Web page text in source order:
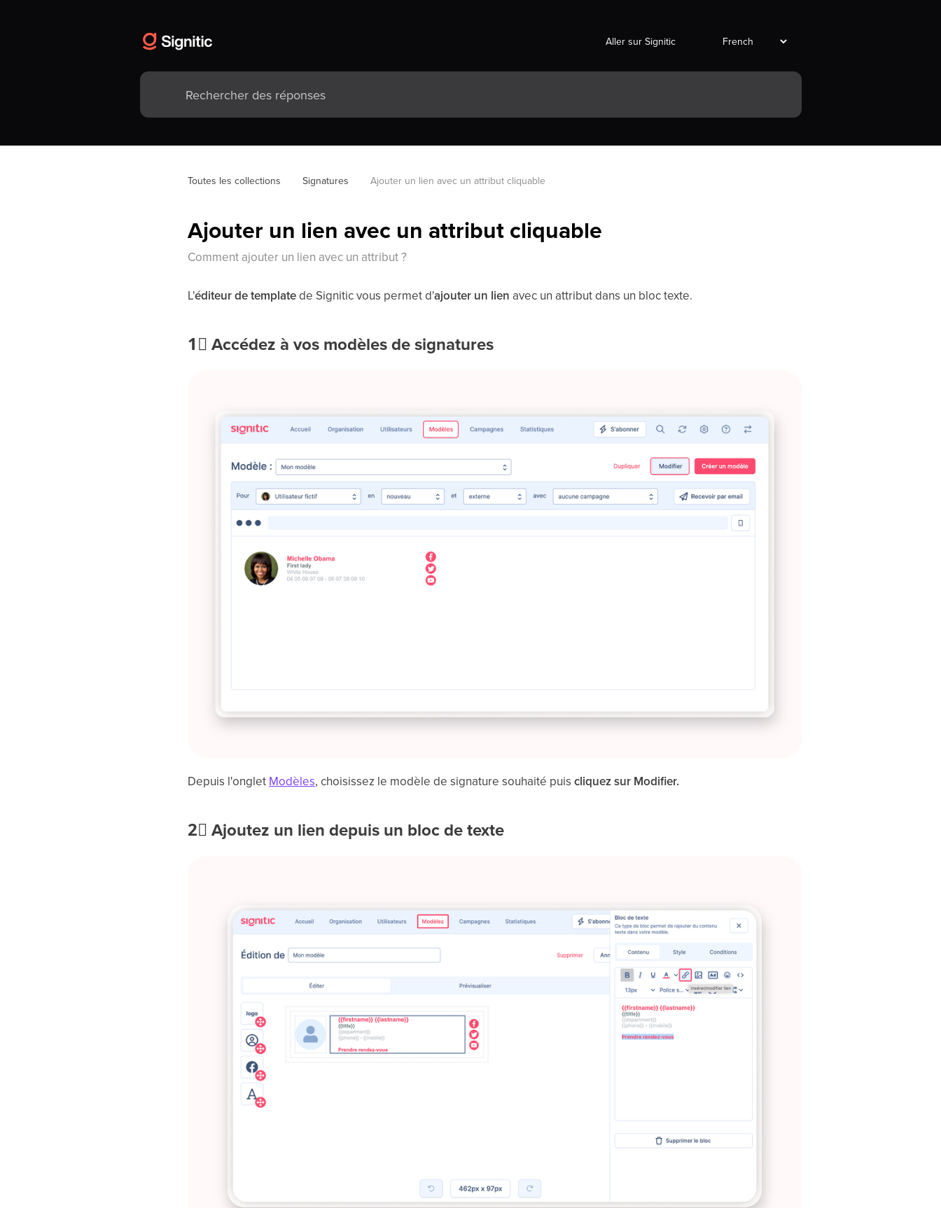
Aller sur Signitic
Toutes les collections Signatures Ajouter un lien avec un attribut cliquable
Ajouter un lien avec un attribut cliquable
Comment ajouter un lien avec un attribut ?
L'éditeur de templatede Signitic vous permet d'ajouter un lien avec un attribut dans un bloc texte.
1⃣Accédez à vos modèles de signatures
Depuis l'onglet Modèles, choisissez le modèle de signature souhaité puiscliquez sur Modifier.
2⃣Ajoutez un lien depuis un bloc de texte